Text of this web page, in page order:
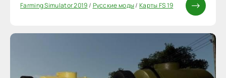
Farming Simulator 2019/ Русские моды/Карты FS 19